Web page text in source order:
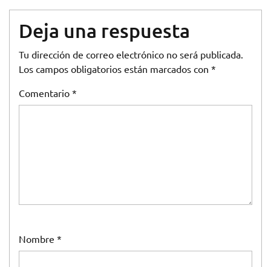
Deja una respuesta
Tu dirección de correo electrónico no será publicada.
Los campos obligatorios están marcados con *
Comentario *
Nombre *